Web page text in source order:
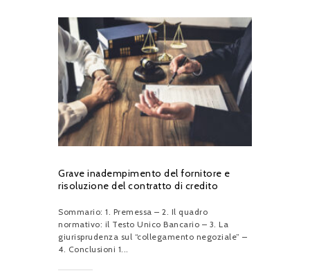
Grave inadempimento del fornitore e
risoluzione del contratto di credito
Sommario: 1. Premessa – 2. Il quadro
normativo: il Testo Unico Bancario – 3. La
giurisprudenza sul “collegamento negoziale” –
4. Conclusioni 1...